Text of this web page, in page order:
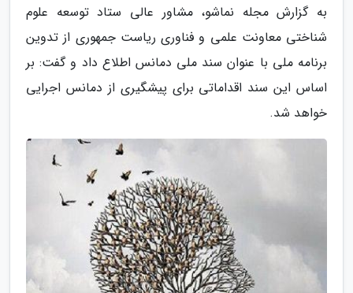
به گزارش مجله نماشو، مشاور عالی ستاد توسعه علوم
شناختی معاونت علمی و فناوری ریاست جمهوری از تدوین
برنامه ملی با عنوان سند ملی دمانس اطلاع داد و گفت: بر
اساس این سند اقداماتی برای پیشگیری از دمانس اجرایی
خواهد شد.